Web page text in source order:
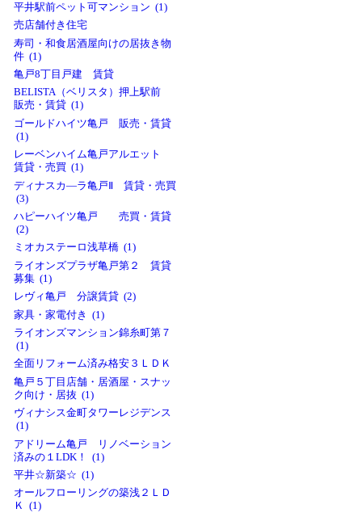
平井駅前ペット可マンション (1)
売店舗付き住宅
寿司・和食居酒屋向けの居抜き物
件 (1)
亀戸8丁目戸建 賃貸
BELISTA（ベリスタ）押上駅前
販売・賃貸 (1)
ゴールドハイツ亀戸 販売・賃貸
(1)
レーベンハイム亀戸アルエット
賃貸・売買 (1)
ディナスカ―ラ亀戸Ⅱ 賃貸・売買
(3)
ハピーハイツ亀戸 売買・賃貸
(2)
ミオカステーロ浅草橋 (1)
ライオンズプラザ亀戸第２ 賃貸
募集 (1)
レヴィ亀戸 分譲賃貸 (2)
家具・家電付き (1)
ライオンズマンション錦糸町第７
(1)
全面リフォーム済み格安３ＬＤＫ
亀戸５丁目店舗・居酒屋・スナッ
ク向け・居抜 (1)
ヴィナシス金町タワーレジデンス
(1)
アドリーム亀戸 リノベーション
済みの１LDK！ (1)
平井☆新築☆ (1)
オールフローリングの築浅２ＬＤ
Ｋ (1)